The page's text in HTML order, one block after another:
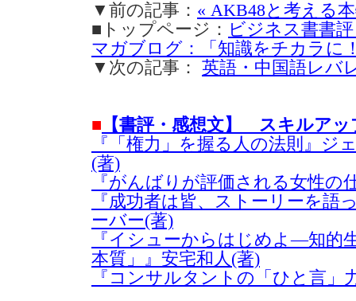
▼前の記事： « AKB48と考える
■トップページ： ビジネス書書
マガブログ：「知識をチカラに
▼次の記事： 英語・中国語レバ
■ 【書評・感想文】 スキルア
『「権力」を握る人の法則』ジ
(著)
『がんばりが評価される女性の
『成功者は皆、ストーリーを語
ーバー(著)
『イシューからはじめよ―知的
本質」』安宅和人(著)
『コンサルタントの「ひと言」